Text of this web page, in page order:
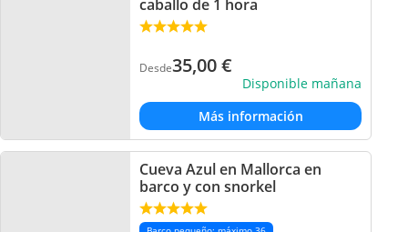
caballo de 1 hora
Desde35,00€
Disponible mañana
Más información
Cueva Azul en Mallorca en
barco y con snorkel